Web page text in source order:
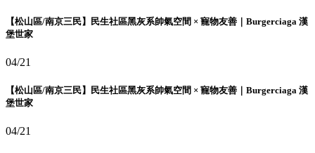
【松山區/南京三民】民生社區黑灰系帥氣空間 × 寵物友善｜Burgerciaga 漢
堡世家
04/21
【松山區/南京三民】民生社區黑灰系帥氣空間 × 寵物友善｜Burgerciaga 漢
堡世家
04/21